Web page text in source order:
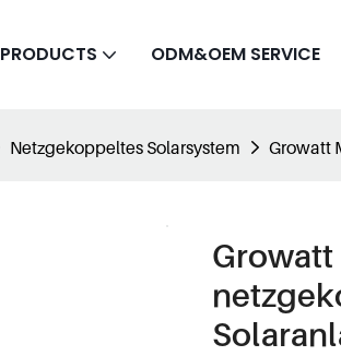
PRODUCTS ODM&OEM SERVICE
Netzgekoppeltes Solarsystem Growatt
Growatt